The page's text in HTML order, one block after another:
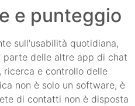
e punteggio
sull'usabilità quotidiana,
parte delle altre app di chat
ricerca e controllo delle
non è solo un software, è
di contatti non è disposta